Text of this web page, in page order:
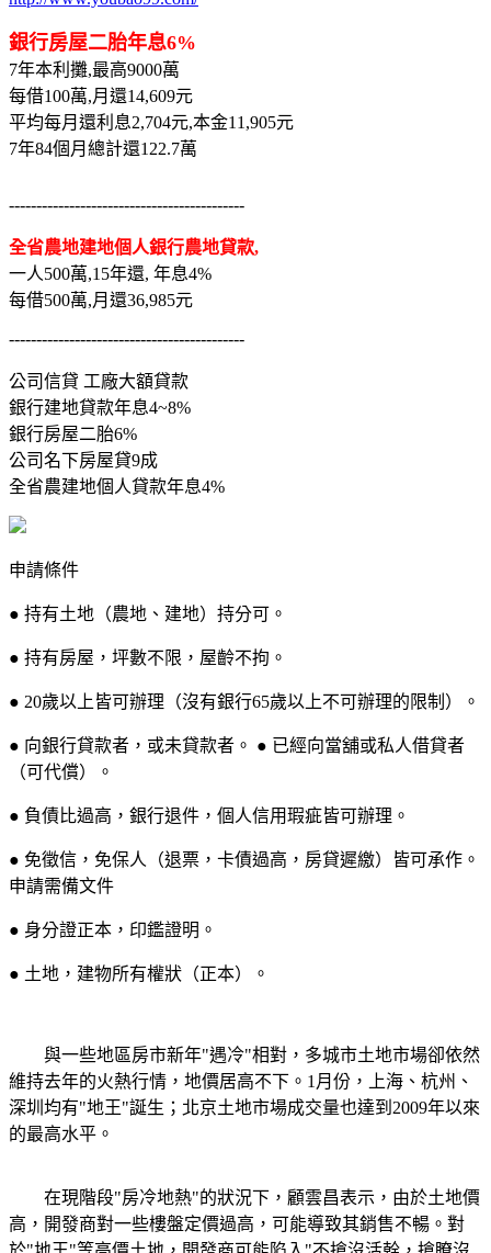
銀行房屋二胎年息6%
7年本利攤,最高9000萬
每借100萬,月還14,609元
平均每月還利息2,704元,本金11,905元
7年84個月總計還122.7萬
-------------------------------------------
全省農地建地個人銀行農地貸款,
一人500萬,15年還, 年息4%
每借500萬,月還36,985元
-------------------------------------------
公司信貸 工廠大額貸款
銀行建地貸款年息4~8%
銀行房屋二胎6%
公司名下房屋貸9成
全省農建地個人貸款年息4%
申請條件
● 持有土地（農地、建地）持分可。
● 持有房屋，坪數不限，屋齡不拘。
● 20歲以上皆可辦理（沒有銀行65歲以上不可辦理的限制）。
● 向銀行貸款者，或未貸款者。 ● 已經向當舖或私人借貸者
（可代償）。
● 負債比過高，銀行退件，個人信用瑕疵皆可辦理。
● 免徵信，免保人（退票，卡債過高，房貸遲繳）皆可承作。
申請需備文件
● 身分證正本，印鑑證明。
● 土地，建物所有權狀（正本）。
與一些地區房市新年"遇冷"相對，多城市土地市場卻依然
維持去年的火熱行情，地價居高不下。1月份，上海、杭州、
深圳均有"地王"誕生；北京土地市場成交量也達到2009年以來
的最高水平。
在現階段"房冷地熱"的狀況下，顧雲昌表示，由於土地價
高，開發商對一些樓盤定價過高，可能導致其銷售不暢。對